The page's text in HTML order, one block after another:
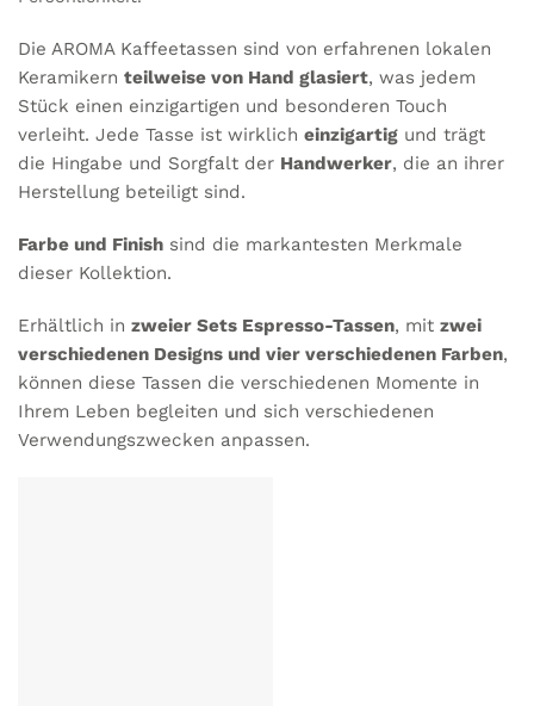
Die AROMA Kaffeetassen sind von erfahrenen lokalen
Keramikern teilweise von Hand glasiert, was jedem
Stück einen einzigartigen und besonderen Touch
verleiht. Jede Tasse ist wirklich einzigartig und trägt
die Hingabe und Sorgfalt der Handwerker, die an ihrer
Herstellung beteiligt sind.
Farbe und Finish sind die markantesten Merkmale
dieser Kollektion.
Erhältlich in zweier Sets Espresso-Tassen, mit zwei
verschiedenen Designs und vier verschiedenen Farben,
können diese Tassen die verschiedenen Momente in
Ihrem Leben begleiten und sich verschiedenen
Verwendungszwecken anpassen.